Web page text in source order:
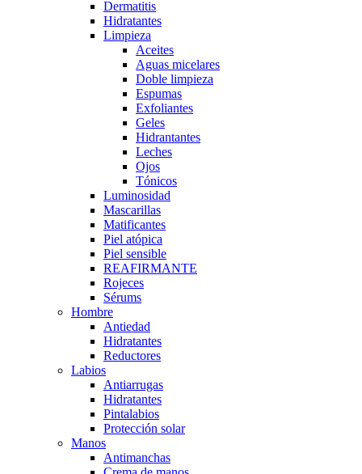
Dermatitis
Hidratantes
Limpieza
Aceites
Aguas micelares
Doble limpieza
Espumas
Exfoliantes
Geles
Hidrantantes
Leches
Ojos
Tónicos
Luminosidad
Mascarillas
Matificantes
Piel atópica
Piel sensible
REAFIRMANTE
Rojeces
Sérums
Hombre
Antiedad
Hidratantes
Reductores
Labios
Antiarrugas
Hidratantes
Pintalabios
Protección solar
Manos
Antimanchas